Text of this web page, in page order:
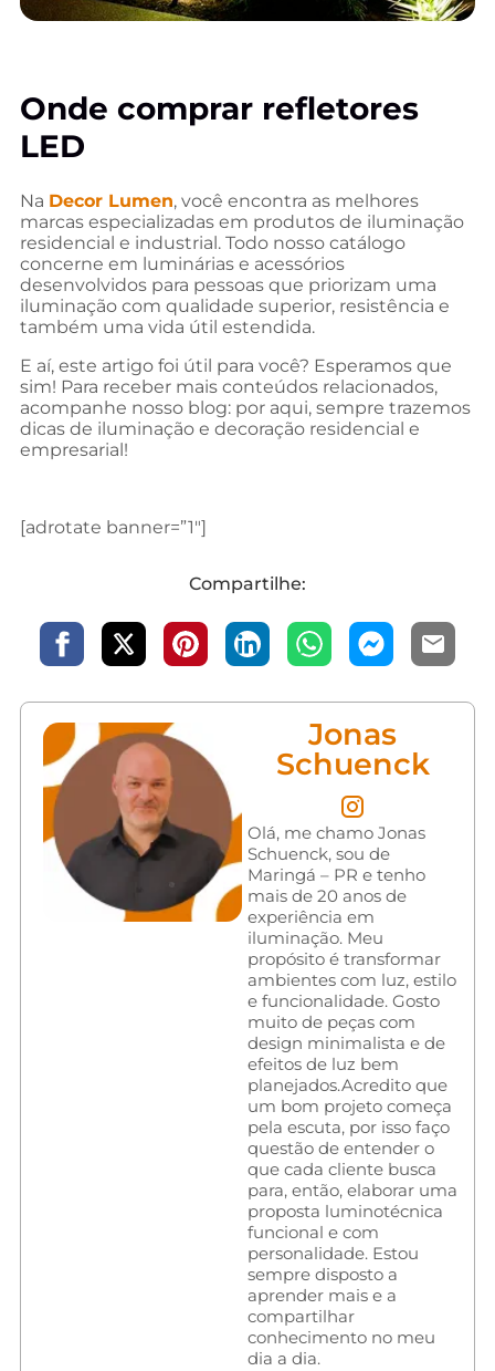
Onde comprar refletores
LED
Na Decor Lumen, você encontra as melhores
marcas especializadas em produtos de iluminação
residencial e industrial. Todo nosso catálogo
concerne em luminárias e acessórios
desenvolvidos para pessoas que priorizam uma
iluminação com qualidade superior, resistência e
também uma vida útil estendida.
E aí, este artigo foi útil para você? Esperamos que
sim! Para receber mais conteúdos relacionados,
acompanhe nosso blog: por aqui, sempre trazemos
dicas de iluminação e decoração residencial e
empresarial!
[adrotate banner=”1″]
Compartilhe:
Jonas
Schuenck
Olá, me chamo Jonas
Schuenck, sou de
Maringá – PR e tenho
mais de 20 anos de
experiência em
iluminação. Meu
propósito é transformar
ambientes com luz, estilo
e funcionalidade. Gosto
muito de peças com
design minimalista e de
efeitos de luz bem
planejados.Acredito que
um bom projeto começa
pela escuta, por isso faço
questão de entender o
que cada cliente busca
para, então, elaborar uma
proposta luminotécnica
funcional e com
personalidade. Estou
sempre disposto a
aprender mais e a
compartilhar
conhecimento no meu
dia a dia.